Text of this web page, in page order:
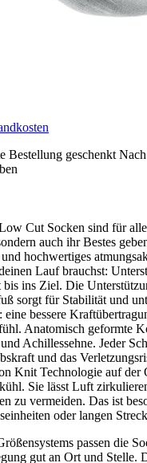
Bestellung geschenkt
Cut Socken sind für
auch ihr Bestes
hochwertiges
Lauf brauchst:
bis ins Ziel. Die
sorgt für Stabilität und
bessere
Anatomisch geformte
Achillessehne. Jeder
und das
Knit Technologie auf der
Sie lässt Luft
zu vermeiden. Das ist
oder langen
passen die
gut an Ort und Stelle.